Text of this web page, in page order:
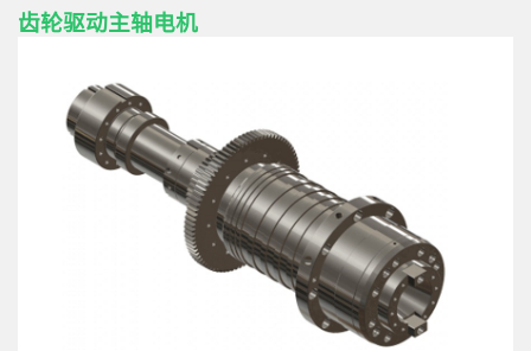
齿轮驱动主轴电机